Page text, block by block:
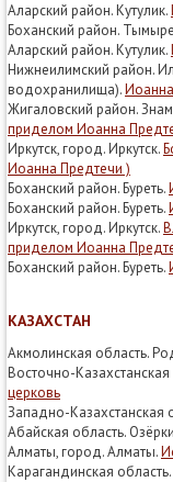
Аларский район. Кутулик.
Боханский район.
Аларский район. Кутулик.
Нижнеилимский район.
водохранилища).
Жигаловский район.
приделом Иоанна
Иркутск, город. Иркутск.
Иоанна Предтечи )
Боханский район. Буреть.
Боханский район. Буреть.
Иркутск, город. Иркутск.
приделом Иоанна
Боханский район. Буреть.
КАЗАХСТАН
Акмолинская область.
Восточно-
церковь
Западно-Казахстанская
Абайская область.
Алматы, город. Алматы.
Карагандинская